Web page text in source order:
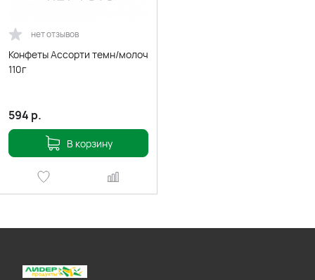
нет отзывов
Конфеты Ассорти темн/молоч
110г
594 р.
В корзину